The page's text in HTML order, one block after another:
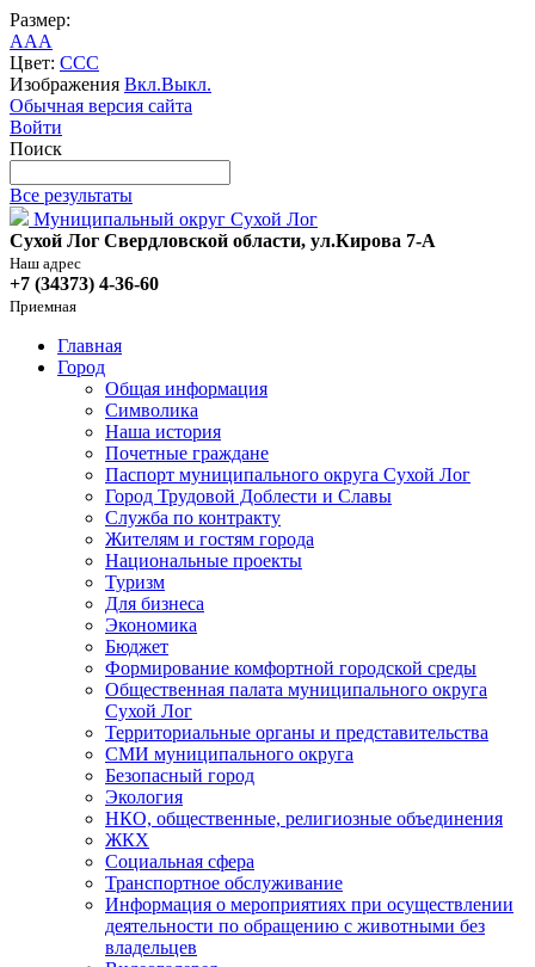
Размер:
AAA
Цвет: CCC
Изображения Вкл.Выкл.
Обычная версия сайта
Войти
Поиск
Все результаты
Муниципальный округ Сухой Лог
Сухой Лог Свердловской области, ул.Кирова 7-А
Наш адрес
+7 (34373) 4-36-60
Приемная
Главная
Город
Общая информация
Символика
Наша история
Почетные граждане
Паспорт муниципального округа Сухой Лог
Город Трудовой Доблести и Славы
Служба по контракту
Жителям и гостям города
Национальные проекты
Туризм
Для бизнеса
Экономика
Бюджет
Формирование комфортной городской среды
Общественная палата муниципального округа
Сухой Лог
Территориальные органы и представительства
СМИ муниципального округа
Безопасный город
Экология
НКО, общественные, религиозные объединения
ЖКХ
Социальная сфера
Транспортное обслуживание
Информация о мероприятиях при осуществлении
деятельности по обращению с животными без
владельцев